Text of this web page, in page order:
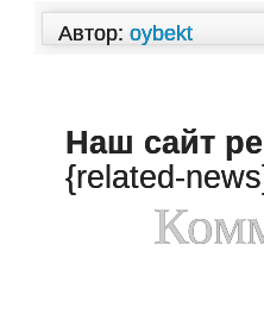
Автор: oybekt
Наш сайт
{related-